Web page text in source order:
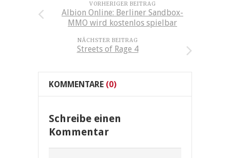
VORHERIGER BEITRAG
Albion Online: Berliner Sandbox-
MMO wird kostenlos spielbar
NÄCHSTER BEITRAG
Streets of Rage 4
KOMMENTARE (0)
Schreibe einen
Kommentar